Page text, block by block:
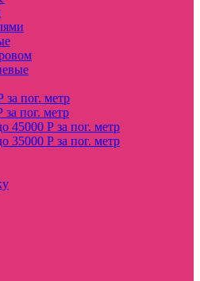
за пог. метр
за пог. метр
45000 Р за пог. метр
35000 Р за пог. метр